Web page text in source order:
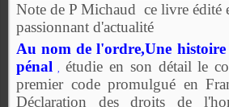
Note de P Michaud ce livre édité
passionnant d'actualité
Au nom de l'ordre,Une
pénal
étudie en son détail le
premier code promulgué en
Déclaration des droits de